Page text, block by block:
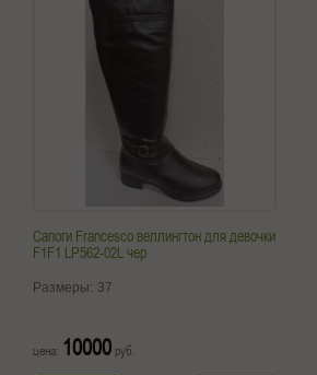
Сапоги Francesco веллингтон для девочки
F1F1 LP562-02L чер
Размеры: 37
цена: 10000 руб.